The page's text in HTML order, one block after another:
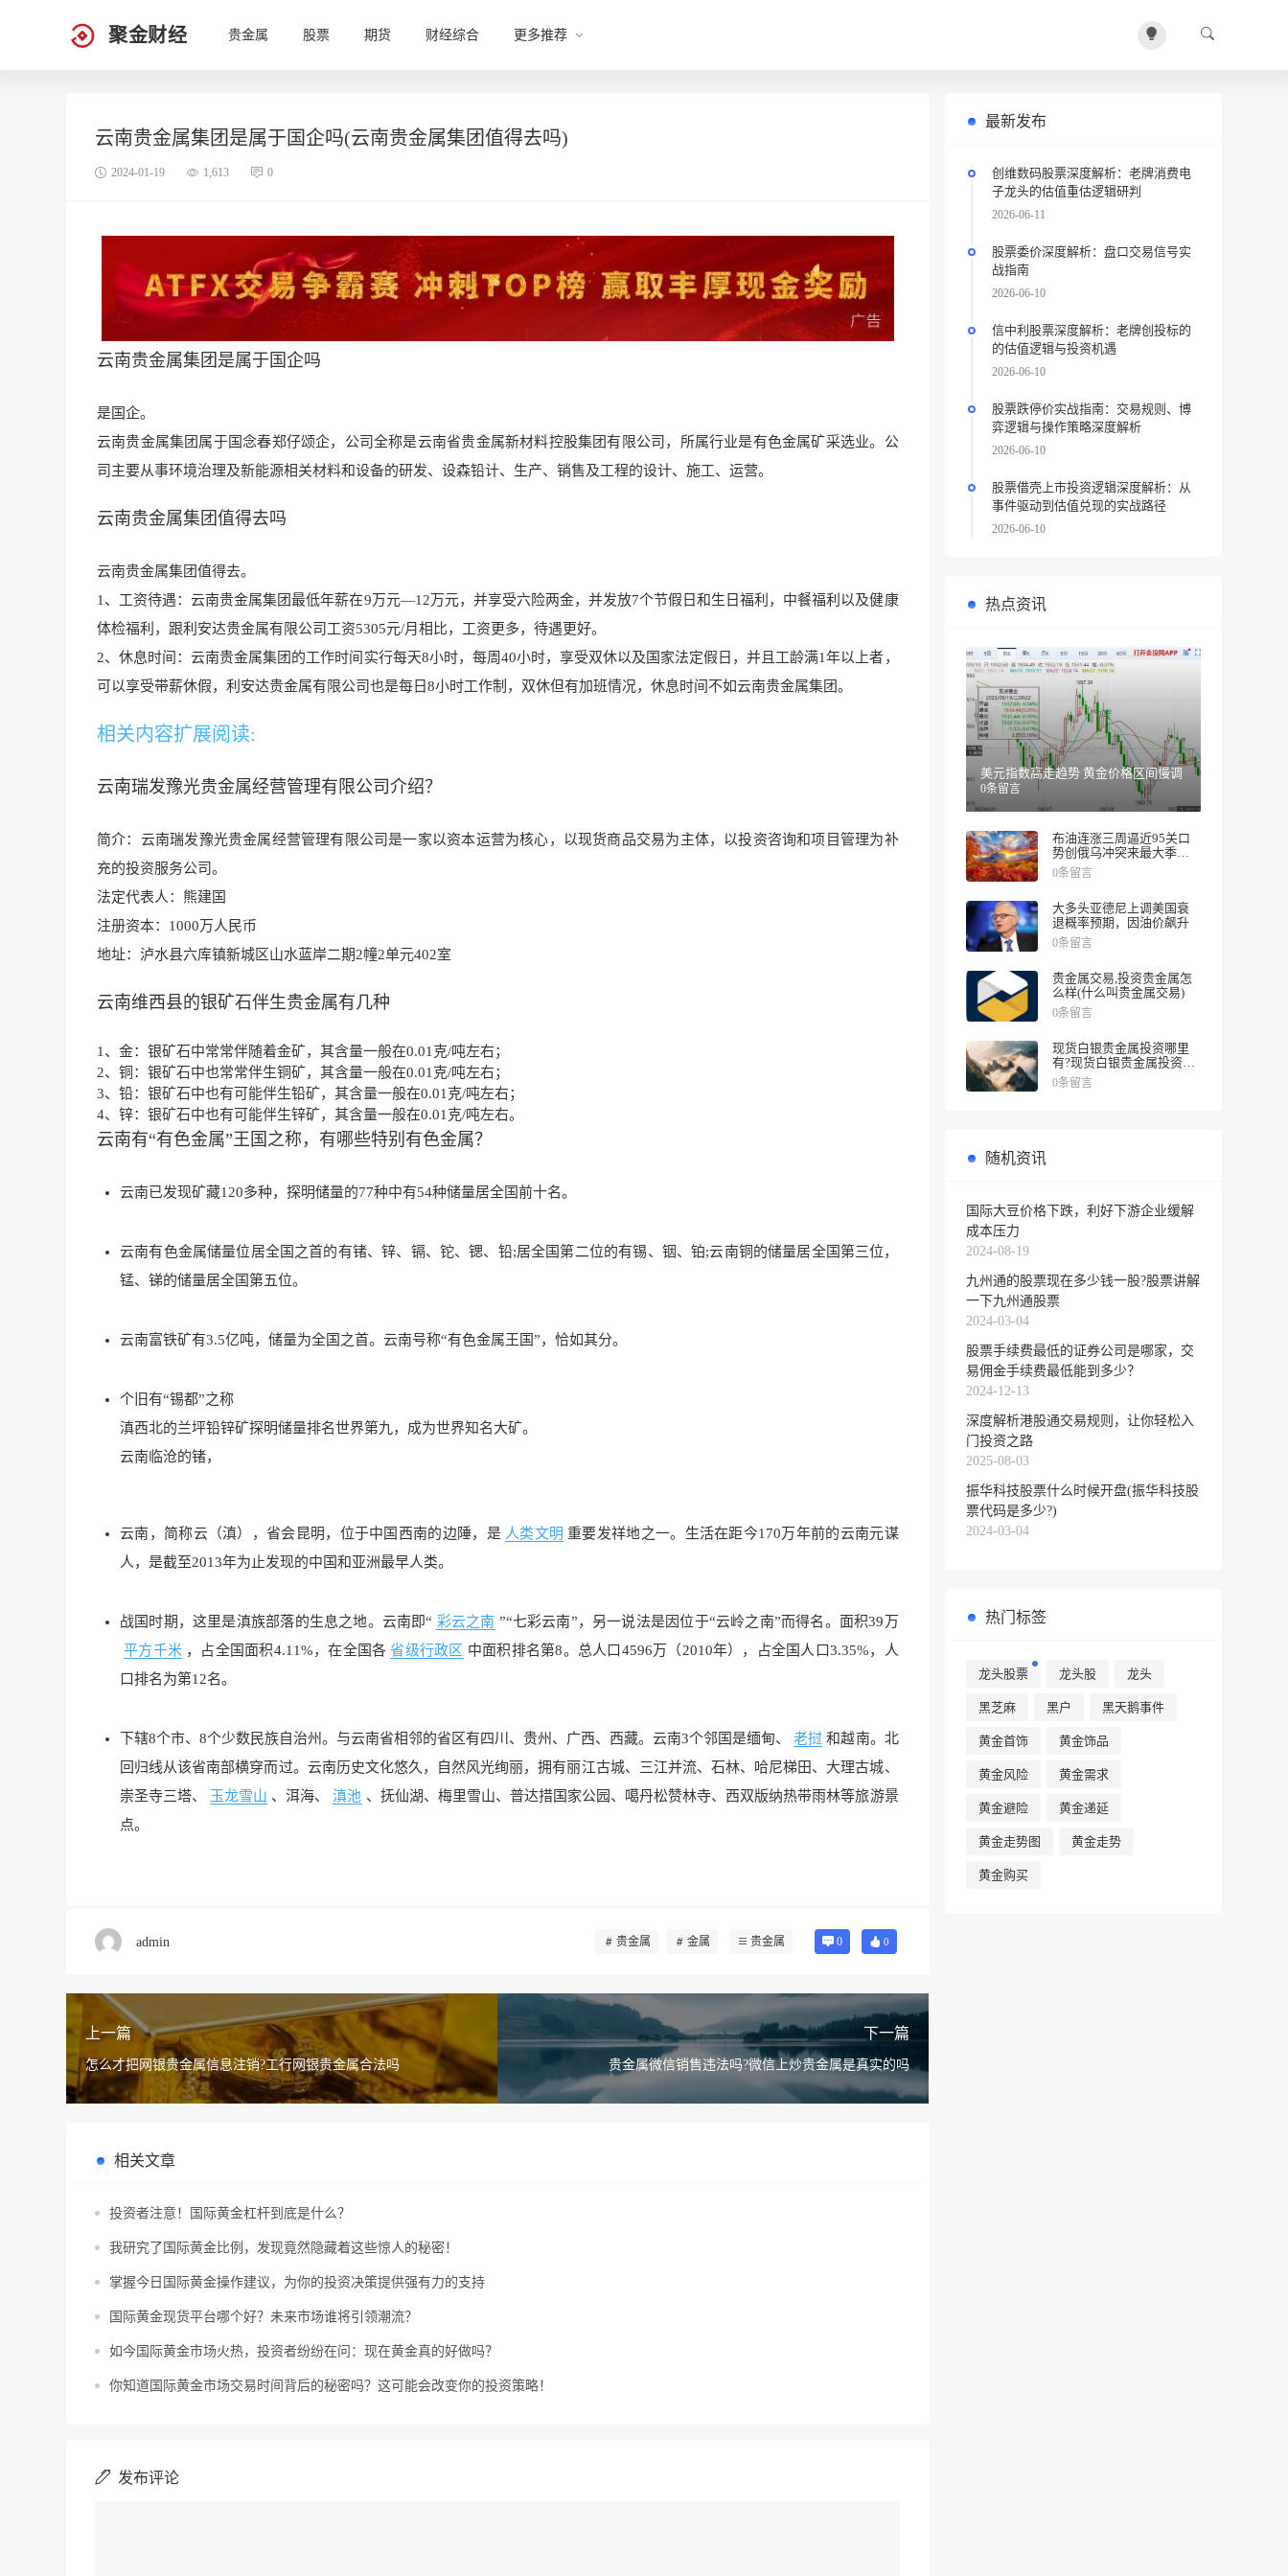
聚金财经 贵金属 股票 期货 财经综合 更多推荐
云南贵金属集团是属于国企吗(云南贵金属集团值得去吗)
2024-01-19 1,613 0
云南贵金属集团是属于国企吗
是国企。
云南贵金属集团属于国念春郑仔颂企，公司全称是云南省贵金属新材料控股集团有限公司，所属行业是有色金属矿采选业。公
司主要从事环境治理及新能源相关材料和设备的研发、设森铅计、生产、销售及工程的设计、施工、 运营。
云南贵金属集团值得去吗
云南贵金属集团值得去。
1、工资待遇：云南贵金属集团最低年薪在9万元—12万元，并享受六险两金，并发放7个节假日和生日福利，中餐福利 以及健康
体检福利，跟利 安达贵金属有限公司工资5305元/月相比，工资更多，待遇更好。
2、休息时间：云南贵金属集团的工作时间实行每天8小时，每周40小时，享受双休以及国家法定假日，并且工龄满1年以 上者，
可以享受带薪休假，利安达贵金属有限公司 也是每日8小时工作制，双休但有加班情况，休息时间不如云南贵金属集团。
相关内容扩展阅读:
云南瑞发豫光贵金属经营管理有限公司介绍？
简介：云南瑞发豫光贵金属经营管理有 限公司是一家以资本运营为核心，以现货商品交易为主体，以投资咨询和项目管理为补
充的投资服务公司。
法定代表人：熊建国
注册资本：1000万人民币
地址：泸水县六库镇新城区山水蓝岸二期2幢2单元402室
云南维西县的银矿石伴生贵金属有几种
1、金：银矿石中常常伴随着金矿，其含量一般在0.01克/吨左右；
2、铜：银矿石中也常常伴生铜矿，其含量一般在0.01克/吨左右；
3、铅：银矿石中也有可能伴生铅矿，其含量一般在0.01克/吨左右；
4、锌：银矿石中也有可能伴生锌矿，其含量一般在0.01克/吨左右。
云南有“有色金属”王国之称，有哪些特别有色金属？
云南已发现矿藏120多种，探明储量的77种中有54种储量居全国前十名。
云南有色金属储量位居全国之首的有锗、锌、镉、铊、锶、铅;居全国第二位的有锡、铟、铂;云南铜的储量居全国第三位，
锰、锑的储量居全国第五位。
云南富铁矿有3.5亿吨，储量为全国之首。云南号称“有色金属王国”，恰如其分。
个旧有“锡都”之称
滇西北的兰坪铅锌矿探明储量排名世界第九，成为世界知名大矿。
云南临沧的锗，
云南，简称云（滇），省会昆明，位于中国西南的边陲，是 人类文明 重要发祥地之一。生活在距今170万年前的云南元谋
人，是截至2013年为止发现的中国和亚洲最早人类。
战国时期，这里是滇族部落的生息之地。云南即“ 彩云之南 ”“七彩云南”，另一说法是因位于“云岭之南”而得名。面积39万
平方千米 ，占全国面积4.11%，在全国各 省级行政区 中面积排名第8。总人口4596万（2010年），占全国人口3.35%，人
口排名为第12名。
下辖8个市、8个少数民族自治州。与云南省相邻的省区有四川、贵州、广西、西藏。云南3个邻国是缅甸、 老挝 和越南。北
回归线从该省南部横穿而过。云南历史文化悠久，自然风光绚丽，拥有丽江古城、三江并流、石林、哈尼梯田、大理古城、
崇圣寺三塔、
玉龙雪山 、洱海、 滇池 、抚仙湖、梅里雪山、普达措国家公园、噶丹松赞林寺、西双版纳热带雨林等旅游景
点。
admin 贵金属 金属 贵金属 0 0
上一篇
怎么才把网银贵金属信息注销?工行网银贵金属合法吗
下一篇
贵金属微信销售违法吗?微信上炒贵金属是真实的吗
相关文章
投资者注意！国际黄金杠杆到底是什么？
我研究了国际黄金比例，发现竟然隐藏着这些惊人的秘密！
掌握今日国际黄金操作建议，为你的投资决策提供强有力的支持
国际黄金现货平台哪个好？未来市场谁将引领潮流？
如今国际黄金市场火热，投资者纷纷在问：现在黄金真的好做吗？
你知道国际黄金市场交易时间背后的秘密吗？这可能会改变你的投资策略！
发布评论
最新发布
创维数码股票深度解析：老牌消费电
子龙头的估值重估逻辑研判
2026-06-11
股票委价深度解析：盘口交易信号实
战指南
2026-06-10
信中利股票深度解析：老牌创投标的
的估值逻辑与投资机遇
2026-06-10
股票跌停价实战指南：交易规则、博
弈逻辑与操作策略深度解析
2026-06-10
股票借壳上市投资逻辑深度解析：从
事件驱动到估值兑现的实战路径
2026-06-10
热点资讯
美元指数高走趋势 黄金价格区间慢调
0条留言
布油连涨三周逼近95关口
势创俄乌冲突来最大季度
涨幅
0条留言
大多头亚德尼上调美国衰
退概率预期，因油价飙升
0条留言
贵金属交易,投资贵金属怎
么样(什么叫贵金属交易)
0条留言
现货白银贵金属投资哪里
有?现货白银贵金属投资被
诱导投资亏损
0条留言
随机资讯
国际大豆价格下跌，利好下游企业缓解
成本压力
2024-08-19
九州通的股票现在多少钱一股?股票讲解
一下九州通股票
2024-03-04
股票手续费最低的证券公司是哪家，交
易佣金手续费最低能到多少？
2024-12-13
深度解析港股通交易规则，让你轻松入
门投资之路
2025-08-03
振华科技股票什么时候开盘(振华科技股
票代码是多少?)
2024-03-04
热门标签
龙头股票 龙头股 龙头
黑芝麻 黑户 黑天鹅事件
黄金首饰 黄金饰品
黄金风险 黄金需求
黄金避险 黄金递延
黄金走势图 黄金走势
黄金购买